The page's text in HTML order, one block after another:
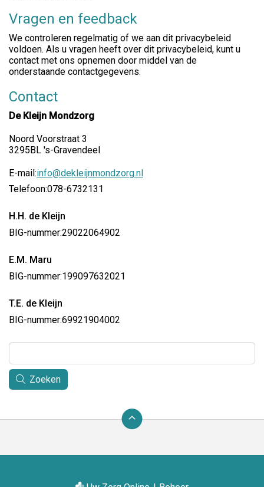
Vragen en feedback
We controleren regelmatig of we aan dit privacybeleid
voldoen. Als u vragen heeft over dit privacybeleid, kunt u
contact met ons opnemen door middel van de
onderstaande contactgegevens.
Contact
De Kleijn Mondzorg
Noord Voorstraat 3
3295BL 's-Gravendeel
E-mail:info@dekleijnmondzorg.nl
Telefoon:078-6732131
H.H. de Kleijn
BIG-nummer:29022064902
E.M. Maru
BIG-nummer:199097632021
T.E. de Kleijn
BIG-nummer:69921904002
Zoeken
de